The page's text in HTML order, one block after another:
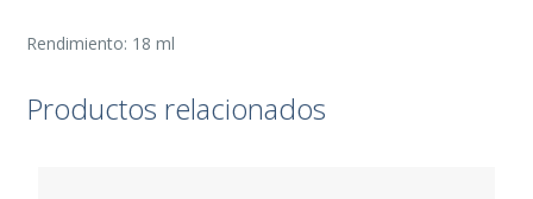
Rendimiento: 18 ml
Productos relacionados